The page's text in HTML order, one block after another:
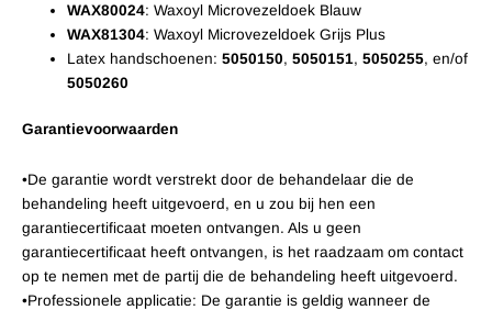
WAX80024: Waxoyl Microvezeldoek Blauw
WAX81304: Waxoyl Microvezeldoek Grijs Plus
Latex handschoenen:5050150,5050151,5050255, en/of
5050260
Garantievoorwaarden
•De garantie wordt verstrekt door de behandelaar die de
behandeling heeft uitgevoerd, en u zou bij hen een
garantiecertificaat moeten ontvangen. Als u geen
garantiecertificaat heeft ontvangen, is het raadzaam om contact
op te nemen met de partij die de behandeling heeft uitgevoerd.
•Professionele applicatie: De garantie is geldig wanneer de